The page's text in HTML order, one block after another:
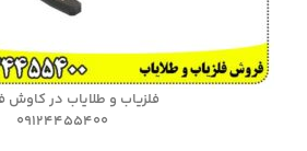
فلزیاب و طلایاب در کاوش
09124455400